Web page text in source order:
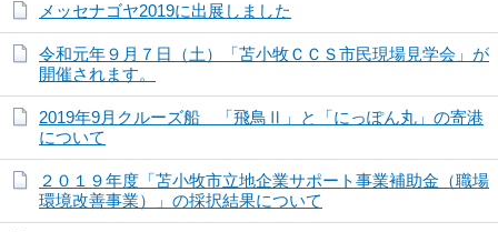
メッセナゴヤ2019に出展しました
令和元年９月７日（土）「苫小牧ＣＣＳ市民現場見学会」が
開催されます。
2019年9月クルーズ船 「飛鳥Ⅱ」と「にっぽん丸」の寄港
について
２０１９年度「苫小牧市立地企業サポート事業補助金（職場
環境改善事業）」の採択結果について